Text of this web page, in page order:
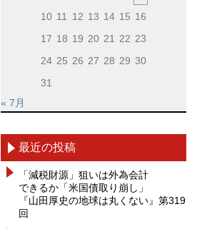
10 11 12 13 14 15 16
17 18 19 20 21 22 23
24 25 26 27 28 29 30
31
« 7月
最近の投稿
「減税財源」狙いは外為会計
できるか「米国債取り崩し」
『山田厚史の地球は丸くない』第319
回